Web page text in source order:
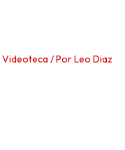
Videoteca/ PorLeo Diaz